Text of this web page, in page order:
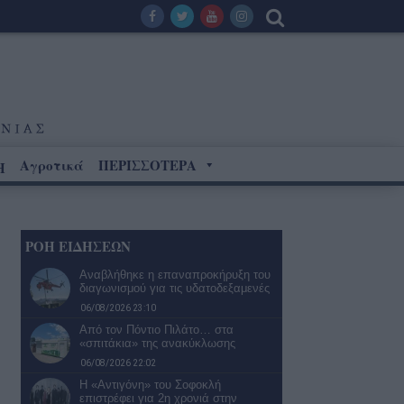
Αγροτικά ΠΕΡΙΣΣΟΤΕΡΑ
ΡΟΗ ΕΙΔΗΣΕΩΝ
Αναβλήθηκε η επαναπροκήρυξη του
διαγωνισμού για τις υδατοδεξαμενές
06/08/2026 23:10
Από τον Πόντιο Πιλάτο… στα
«σπιτάκια» της ανακύκλωσης
06/08/2026 22:02
Η «Αντιγόνη» του Σοφοκλή
επιστρέφει για 2η χρονιά στην